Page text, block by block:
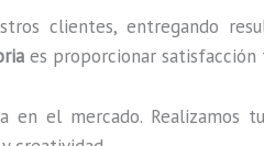
clientes, entregando
es proporcionar satisfacción
en el mercado.